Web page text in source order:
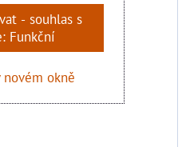
- souhlas s
Funkční
okně